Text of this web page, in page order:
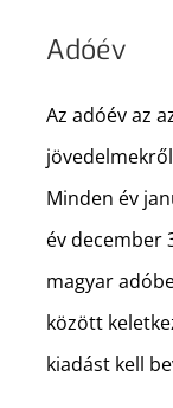
Adóév
Az adóév az
Minden év
év december
magyar
között
kiadást kell